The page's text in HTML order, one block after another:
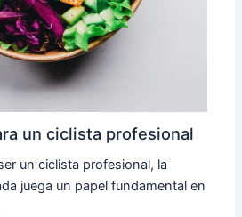
un ciclista profesional
un ciclista profesional, la
juega un papel fundamental en